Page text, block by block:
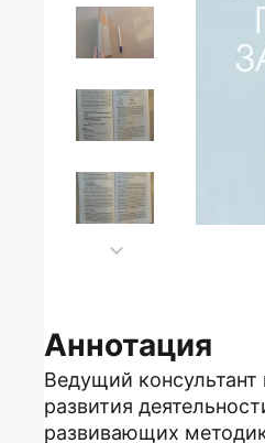
Аннотация
Ведущий
развития
развивающих